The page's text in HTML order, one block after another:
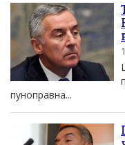
пуноправна...